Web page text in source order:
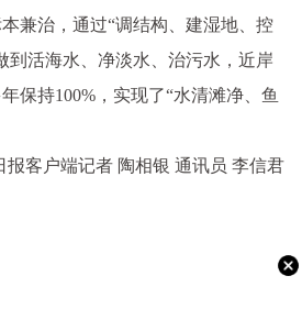
兼治，通过“调结构、建湿地、控
到活海水、净淡水、治污水，近岸
保持100%，实现了“水清滩净、鱼
报客户端记者 陶相银 通讯员 李信君